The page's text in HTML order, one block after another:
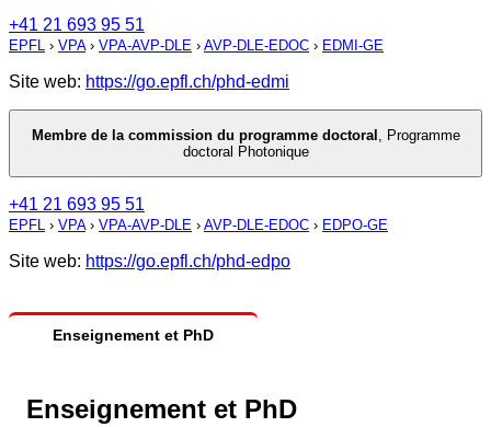
+41 21 693 95 51
EPFL › VPA› VPA-AVP-DLE › AVP-DLE-EDOC › EDMI-GE
Site web: https://go.epfl.ch/phd-edmi
Membre de la commission du programme doctoral , Programme
doctoral Photonique
+41 21 693 95 51
EPFL › VPA› VPA-AVP-DLE › AVP-DLE-EDOC › EDPO-GE
Site web: https://go.epfl.ch/phd-edpo
Enseignement et PhD
Enseignement et PhD